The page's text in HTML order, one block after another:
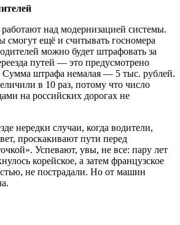
над модернизацией системы.
смогут ещё и считывать госномера
можно будет штрафовать за
путей — это предусмотрено
штрафа немалая — 5 тыс. рублей.
в 10 раз, потому что число
на российских дорогах не
нередки случаи, когда водители,
проскакивают пути перед
Успевают, увы, не все: пару лет
корейское, а затем французское
не пострадали. Но от машин